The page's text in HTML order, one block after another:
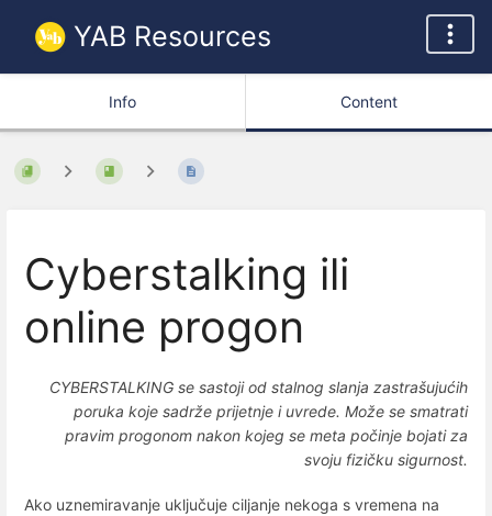
YAB Resources
Info Content
Cyberstalking ili
online progon
CYBERSTALKING se sastoji od stalnog slanja zastrašujućih
poruka koje sadrže prijetnje i uvrede. Može se smatrati
pravim progonom nakon kojeg se meta počinje bojati za
svoju fizičku sigurnost.
Ako uznemiravanje uključuje ciljanje nekoga s vremena na